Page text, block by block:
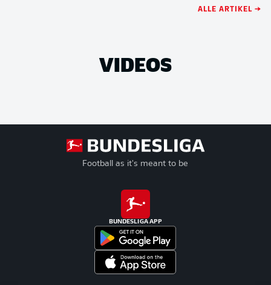
ALLE ARTIKEL →
VIDEOS
Football as it's meant to be
BUNDESLIGA APP